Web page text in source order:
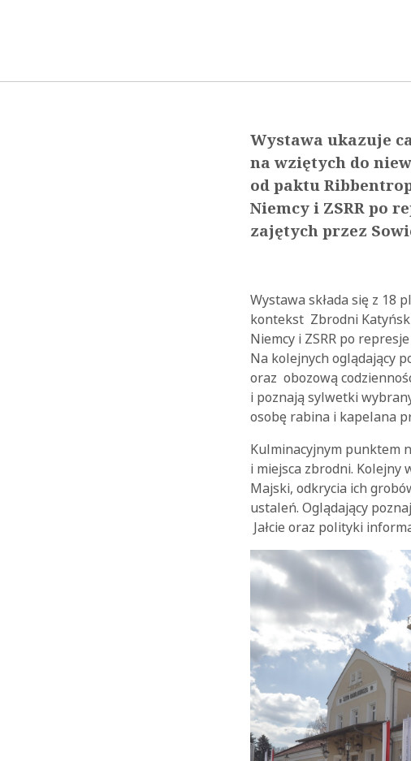
Wystawa ukazuje
na wziętych do
od paktu
Niemcy i ZSRR po
zajętych przez
Wystawa składa się z
kontekst Zbrodni
Niemcy i ZSRR po
Na kolejnych oglądający
oraz obozową
i poznają sylwetki
osobę rabina i kapelana
Kulminacyjnym punktem
i miejsca zbrodni. Kolejny
Majski, odkrycia ich
ustaleń. Oglądający
Jałcie oraz polityki